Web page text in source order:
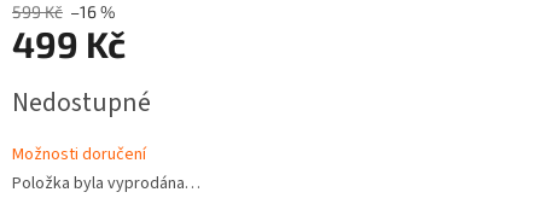
599 Kč –16 %
499 Kč
cena:
Nedostupné
Možnosti doručení
Položka byla vyprodána…